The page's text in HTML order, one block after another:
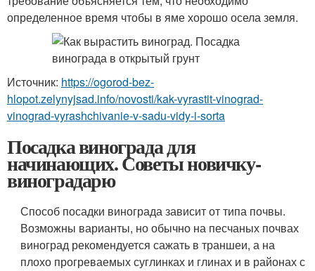
определенное время чтобы в яме хорошо осела земля.
Источник: https://ogorod-bez-
hlopot.zelynyjsad.info/novosti/kak-vyrastit-vinograd-
vinograd-vyrashchivanie-v-sadu-vidy-i-sorta
Посадка винограда для
начинающих. Советы новичку-
виноградарю
Способ посадки винограда зависит от типа почвы.
Возможны варианты, но обычно на песчаных почвах
виноград рекомендуется сажать в траншеи, а на
плохо прогреваемых суглинках и глинах и в районах с